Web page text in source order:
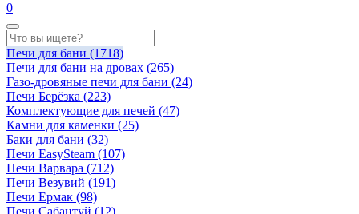
0
Печи для бани (1718)
Печи для бани на дровах (265)
Газо-дровяные печи для бани (24)
Печи Берёзка (223)
Комплектующие для печей (47)
Камни для каменки (25)
Баки для бани (32)
Печи EasySteam (107)
Печи Варвара (712)
Печи Везувий (191)
Печи Ермак (98)
Печи Сабантуй (12)